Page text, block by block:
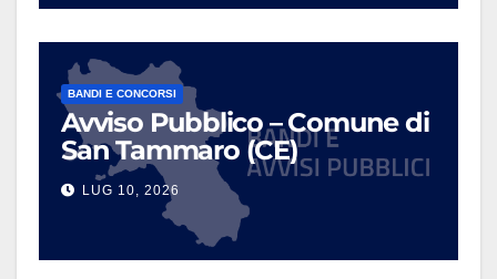
BANDI E CONCORSI
Avviso Pubblico – Comune di
San Tammaro (CE)
LUG 10, 2026